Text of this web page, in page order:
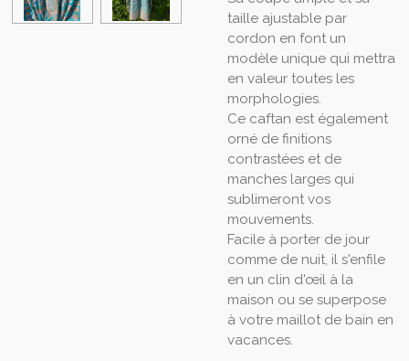
taille ajustable par
cordon en font un
modèle unique qui mettra
en valeur toutes les
morphologies.
Ce caftan est également
orné de finitions
contrastées et de
manches larges qui
sublimeront vos
mouvements.
Facile à porter de jour
comme de nuit, il s'enfile
en un clin d'œil à la
maison ou se superpose
à votre maillot de bain en
vacances.